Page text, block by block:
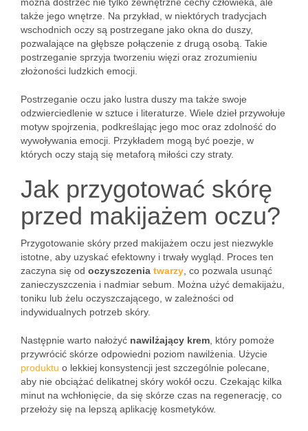
także jego wnętrze. Na przykład, w niektórych tradycjach
wschodnich oczy są postrzegane jako okna do duszy,
pozwalające na głębsze połączenie z drugą osobą. Takie
postrzeganie sprzyja tworzeniu więzi oraz zrozumieniu
złożoności ludzkich emocji.
Postrzeganie oczu jako lustra duszy ma także swoje
odzwierciedlenie w sztuce i literaturze. Wiele dzieł przywołuje
motyw spojrzenia, podkreślając jego moc oraz zdolność do
wywoływania emocji. Przykładem mogą być poezje, w
których oczy stają się metaforą miłości czy straty.
Jak przygotować skórę
przed makijażem oczu?
Przygotowanie skóry przed makijażem oczu jest niezwykle
istotne, aby uzyskać efektowny i trwały wygląd. Proces ten
zaczyna się od oczyszczenia twarzy , co pozwala usunąć
zanieczyszczenia i nadmiar sebum. Można użyć demakijażu,
toniku lub żelu oczyszczającego, w zależności od
indywidualnych potrzeb skóry.
Następnie warto nałożyć nawilżający krem , który pomoże
przywrócić skórze odpowiedni poziom nawilżenia. Użycie
produktu o lekkiej konsystencji jest szczególnie polecane,
aby nie obciążać delikatnej skóry wokół oczu. Czekając kilka
minut na wchłonięcie, da się skórze czas na regenerację, co
przełoży się na lepszą aplikację kosmetyków.